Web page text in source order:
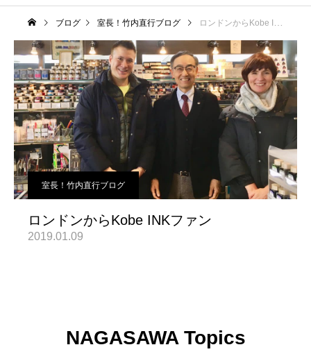
ブログ 室長！竹内直行ブログ ロンドンからKobe INKファン
室長！竹内直行ブログ
ロンドンからKobe INKファン
2019.01.09
NAGASAWA Topics